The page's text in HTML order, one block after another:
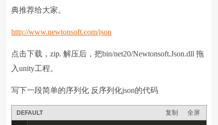
典推荐给大家。
http://www.newtonsoft.com/json
点击下载，zip. 解压后，把bin/net20/Newtonsoft.Json.dll 拖
入unity工程。
写下一段简单的序列化 反序列化json的代码
DEFAULT 复制 全屏